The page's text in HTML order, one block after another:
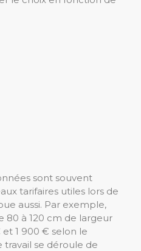
sont souvent
tarifaires utiles lors de
aussi. Par exemple,
80 à 120 cm de largeur
1 900 € selon le
travail se déroule de